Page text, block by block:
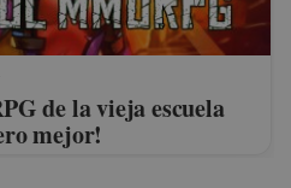
de la vieja escuela
mejor!